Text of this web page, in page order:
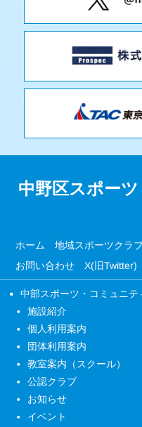
中野区スポー
ホーム 地域スポーツクラ
お問い合わせ X(旧Twitter)
中部スポーツ・コミュニテ
施設紹介
個人利用案内
団体利用案内
教室案内（スクール）
公認クラブ
お知らせ
イベント